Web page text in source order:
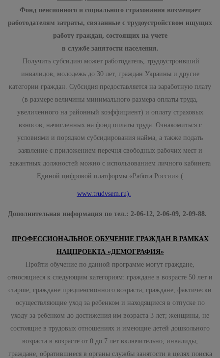
Фонд пенсионного и социального страхования возмещает
работодателям затраты, связанные с трудоустройством ищущих
работу граждан, состоящих на учете
в службе занятости населения.
Получить субсидию может работодатель, трудоустроивший
инвалидов, молодежь до 30 лет, граждан Украины и другие
категории граждан. Субсидия предоставляется на заработную плату
(в размере величины минимального размера оплаты труда,
увеличенного на районный коэффициент) и оплату страховых
взносов, начисленных на фонд оплаты труда. Ознакомиться с
условиями и порядком субсидирования найма, а также подать
заявление с приложением перечня свободных рабочих мест и
вакантных должностей можно с использованием личного кабинета
Единой цифровой платформы «Работа России» (
www.trudvsem.ru).
Дополнительная информация по тел.: 2-06-12, 2-06-09, 2-09-88.
ПРОФЕССИОНАЛЬНОЕ ОБУЧЕНИЕ ГРАЖДАН В РАМКАХ
НАЦПРОЕКТА «ДЕМОГРАФИЯ»
Пройти обучение по данной программе могут граждане,
относящиеся к следующим категориям: граждане в возрасте 50 лет и
старше, граждане предпенсионного возраста; граждане, фактически
осуществляющие уход за ребенком и находящиеся в отпуске по
уходу за ребенком до достижения им возраста 3 лет; женщины, не
состоящие в трудовых отношениях и имеющие детей дошкольного
возраста в возрасте от 0 до 7 лет включительно; инвалиды;
граждане, обратившиеся в органы службы занятости в целях поиска